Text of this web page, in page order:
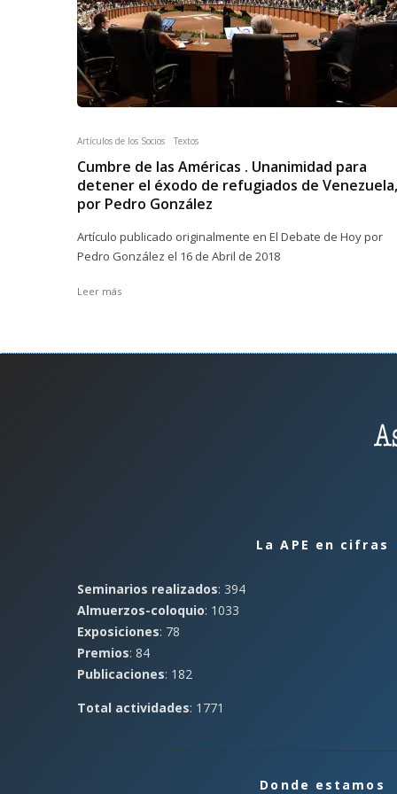
Artículos de los Socios Textos
Cumbre de las Américas . Unanimidad para
detener el éxodo de refugiados de Venezuela,
por Pedro González
Artículo publicado originalmente en El Debate de Hoy por
Pedro González el 16 de Abril de 2018
Leer más
La APE en cifras
Seminarios realizados: 394
Almuerzos-coloquio: 1033
Exposiciones: 78
Premios: 84
Publicaciones: 182
Total actividades: 1771
Donde estamos